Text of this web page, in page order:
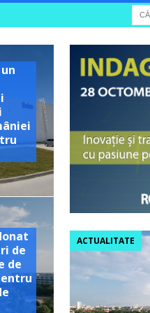
de
de
ACTUALITATE